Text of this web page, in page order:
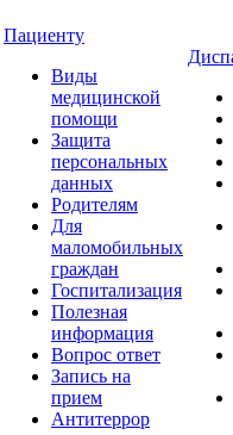
Пациенту
Виды
медицинской
помощи
Защита
персональных
данных
Родителям
Для
маломобильных
граждан
Госпитализация
Полезная
информация
Вопрос ответ
Запись на
прием
Антитеррор